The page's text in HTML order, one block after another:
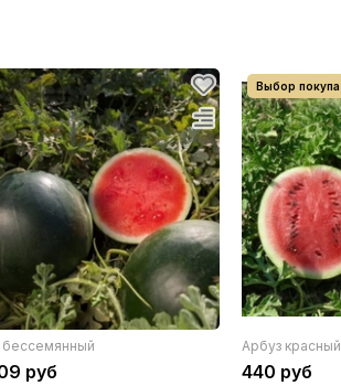
бессемянный
руб
Арбуз красный
440 руб